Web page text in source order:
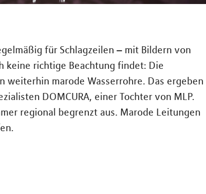
für Schlagzeilen – mit Bildern von
keine richtige Beachtung findet: Die
weiterhin marode Wasserrohre. Das ergeben
DOMCURA, einer Tochter von MLP.
regional begrenzt aus. Marode Leitungen